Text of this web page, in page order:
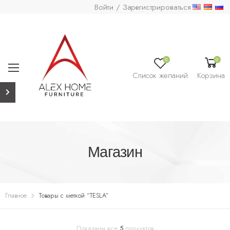
Войти / Зарегистрироваться
0
Список желаний
0
Корзина
Магазин
Главное Товары с меткой “TESLA”